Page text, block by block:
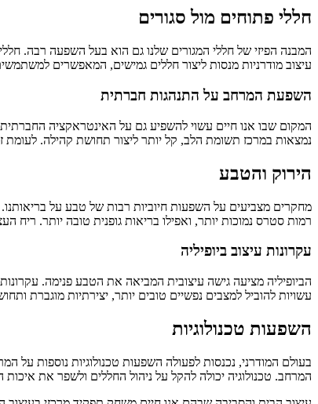
חללי פתוחים מול סגורים
המבנה הפיזי של חללי המגורים שלנו גם הוא בעל השפעה רבה.
עיצוב מודרניות מנסות ליצור חללים גמישים, המאפשרים
השפעת המרחב על התנהגות חברתית
המקום שבו אנו חיים עשוי להשפיע גם על האינטראקציה החברתית
נמצאות במרכז תשומת הלב, קל יותר ליצור תחושת קהילה. לעומת
הירוק והטבע
מחקרים מצביעים על השפעות חיוביות רבות של טבע על
רמות סטרס נמוכות יותר, ואפילו בריאות גופנית טובה יותר. ריח
עקרונות עיצוב ביופיליה
הביופיליה מציעה גישה עיצובית המביאה את הטבע פנימה.
עשויות להוביל למצבים נפשיים טובים יותר, יצירתיות מוגברת
השפעות טכנולוגיות
בעולם המודרני, נכנסות לפעולה השפעות טכנולוגיות נוספות
המרחב. טכנולוגיה יכולה להקל על ניהול החללים ולשפר את